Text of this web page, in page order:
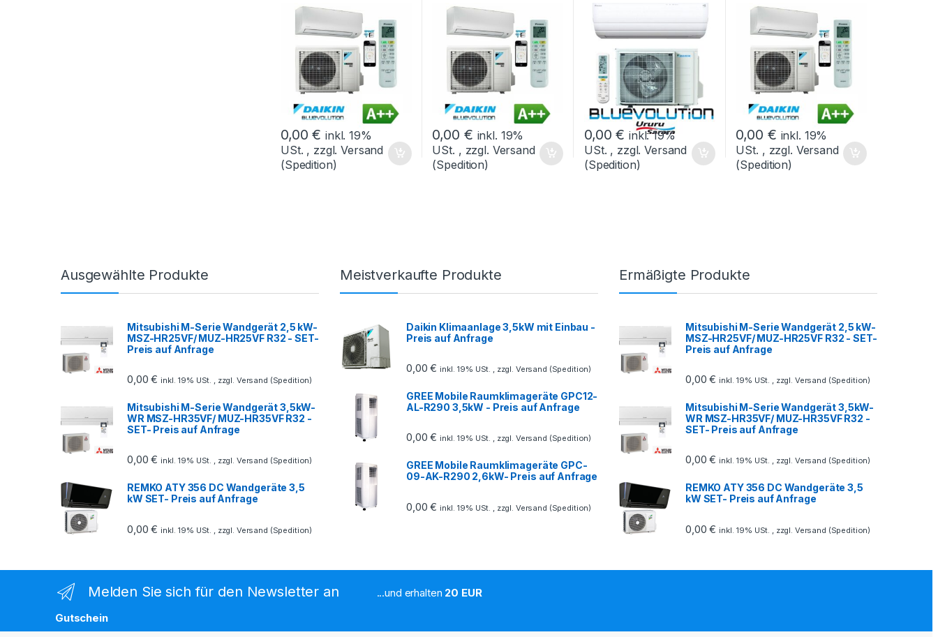
Preis auf Anfrage
0,00€ inkl. 19%
USt. , zzgl. Versand
(Spedition)
Preis auf Anfrage
0,00 € inkl. 19%
USt. , zzgl. Versand
(Spedition)
Preis auf Anfrage
0,00€ inkl. 19%
USt. , zzgl. Versand
(Spedition)
Anfrage
0,00 € inkl. 19%
USt. , zzgl. Versand
(Spedition)
Ausgewählte Produkte
Mitsubishi M-Serie Wandgerät 2,5 kW-
MSZ-HR25VF/ MUZ-HR25VF R32 - SET-
Preis auf Anfrage
0,00€ inkl. 19% USt. , zzgl. Versand (Spedition)
Mitsubishi M-Serie Wandgerät 3,5kW-
WR MSZ-HR35VF/ MUZ-HR35VF R32 -
SET- Preis auf Anfrage
0,00€ inkl. 19% USt. , zzgl. Versand (Spedition)
REMKO ATY 356 DC Wandgeräte 3,5
kW SET- Preis auf Anfrage
0,00€ inkl. 19% USt. , zzgl. Versand (Spedition)
Meistverkaufte Produkte
Daikin Klimaanlage 3,5kW mit Einbau -
Preis auf Anfrage
0,00€ inkl. 19% USt. , zzgl. Versand (Spedition)
GREE Mobile Raumklimageräte GPC12-
AL-R290 3,5kW - Preis auf Anfrage
0,00€ inkl. 19% USt. , zzgl. Versand (Spedition)
GREE Mobile Raumklimageräte GPC-
09-AK-R290 2,6kW- Preis auf Anfrage
0,00€ inkl. 19% USt. , zzgl. Versand (Spedition)
Ermäßigte Produkte
Mitsubishi M-Serie Wandgerät 2,5 kW-
MSZ-HR25VF/ MUZ-HR25VF R32 - SET-
Preis auf Anfrage
0,00€ inkl. 19% USt. , zzgl. Versand (Spedition)
Mitsubishi M-Serie Wandgerät 3,5kW-
WR MSZ-HR35VF/ MUZ-HR35VF R32 -
SET- Preis auf Anfrage
0,00€ inkl. 19% USt. , zzgl. Versand (Spedition)
REMKO ATY 356 DC Wandgeräte 3,5
kW SET- Preis auf Anfrage
0,00€ inkl. 19% USt. , zzgl. Versand (Spedition)
Melden Sie sich für den Newsletter an ...und erhalten 20 EUR
Gutschein